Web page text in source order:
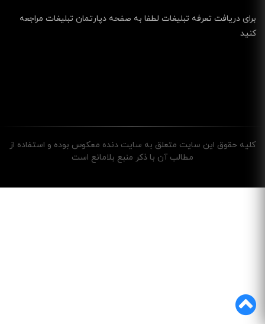
برای دریافت تعرفه تبلیغات لطفا به صفحه دپارتمان تبلیغات مراجعه
کنید
کليه حقوق اين سايت متعلق به سایت دنده معکوس بوده و استفاده از
مطالب آن با ذکر منبع بلامانع است